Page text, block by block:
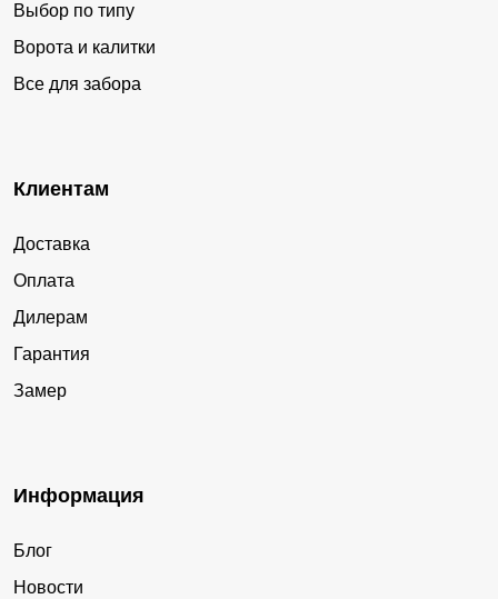
Выбор по типу
Ворота и калитки
Все для забора
Клиентам
Доставка
Оплата
Дилерам
Гарантия
Замер
Информация
Блог
Новости